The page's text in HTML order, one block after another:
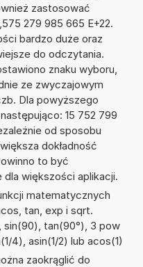
zastosować
279 985 665 E+22.
bardzo duże oraz
do odczytania.
znaku wyboru,
ze zwyczajowym
Dla powyższego
15 752 799
od sposobu
dokładność
to być
większości aplikacji.
matematycznych
tan, exp i sqrt.
sin(90), tan(90°), 3 pow
4), asin(1/2) lub acos(1)
zaokrąglić do